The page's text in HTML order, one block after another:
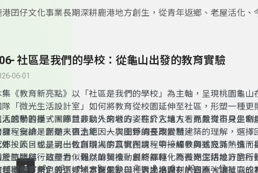
港囝仔文化事業長期深耕鹿港地方創生，從青年返鄉、老屋活化、
合的可能性。尤其在「青聚點」相關計畫中，透過實際走讀、地方
方生活的一種方式。
社區是我們的學校：從龜山出發的教育實驗
06-01
集《教育新亮點》以「社區是我們的學校」為主軸，呈現桃園龜山
隊「微光生活設計室」如何將教育從校園延伸至社區，形塑一種更
活的學習模式。節目最動人的地方，在於它讓人看見教育不只是制
課程安排，而是來自土地、人與關係的長期累積。
人感動的是，團隊並非以外來者的姿態介入地方，而是從自身生命
發。無論是創辦人張浩鉅因一次田野調查改變對建築的理解，選擇
鄉投入，或是另一位創辦人李苡帆在課程中接觸參與式設計，進而
產生連結，這些看似偶然的契機，最終都轉化為長期深耕地方的行
種「留下來」的選擇，本身就是一種對土地深刻的回應。
外，節目也呈現出教育現場的真實困境。第一線教師雖充滿熱情，
於時間與行政壓力，難以單獨推動創新課程。而微光生活設計室所
「橋樑」角色，正好補足這個缺口，透過串聯在地資源，讓社區成
個案例重新定義了「地方創生」與「人才培力」。它不強調單向的
1 2 3 4 5 6 7 8 9 10 ... 47